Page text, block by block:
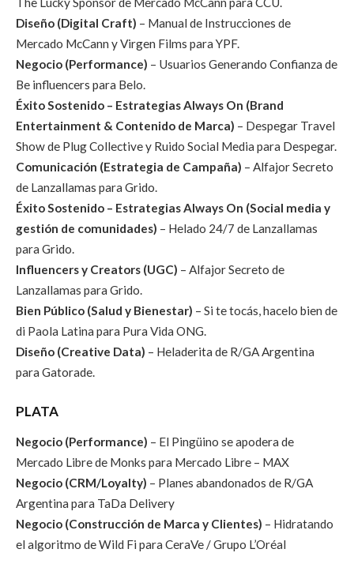
Diseño (Digital Craft) – Manual de Instrucciones de
Mercado McCann y Virgen Films para YPF.
Negocio (Performance) – Usuarios Generando Confianza de
Be influencers para Belo.
Éxito Sostenido – Estrategias Always On (Brand
Entertainment & Contenido de Marca) – Despegar Travel
Show de Plug Collective y Ruido Social Media para Despegar.
Comunicación (Estrategia de Campaña) – Alfajor Secreto
de Lanzallamas para Grido.
Éxito Sostenido – Estrategias Always On (Social media y
gestión de comunidades) – Helado 24/7 de Lanzallamas
para Grido.
Influencers y Creators (UGC) – Alfajor Secreto de
Lanzallamas para Grido.
Bien Público (Salud y Bienestar) – Si te tocás, hacelo bien de
di Paola Latina para Pura Vida ONG.
Diseño (Creative Data) – Heladerita de R/GA Argentina
para Gatorade.
PLATA
Negocio (Performance) – El Pingüino se apodera de
Mercado Libre de Monks para Mercado Libre – MAX
Negocio (CRM/Loyalty) – Planes abandonados de R/GA
Argentina para TaDa Delivery
Negocio (Construcción de Marca y Clientes) – Hidratando
el algoritmo de Wild Fi para CeraVe / Grupo L’Oréal